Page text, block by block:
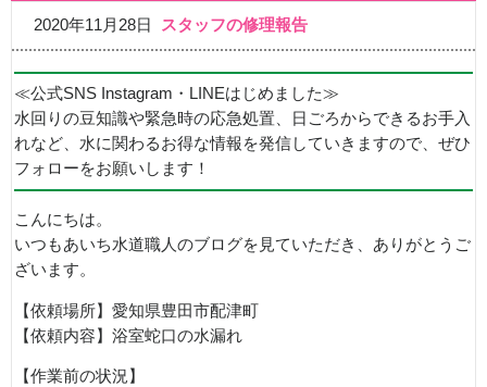
2020年11月28日 スタッフの修理報告
≪公式SNS Instagram・LINEはじめました≫
水回りの豆知識や緊急時の応急処置、日ごろからできるお手入
れなど、水に関わるお得な情報を発信していきますので、ぜひ
フォローをお願いします！
こんにちは。
いつもあいち水道職人のブログを見ていただき、ありがとうご
ざいます。
【依頼場所】愛知県豊田市配津町
【依頼内容】浴室蛇口の水漏れ
【作業前の状況】